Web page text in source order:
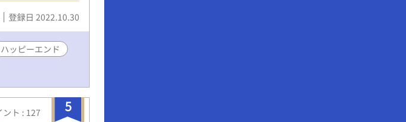
登録日 2022.10.30
ハッピーエンド
5
ト : 127